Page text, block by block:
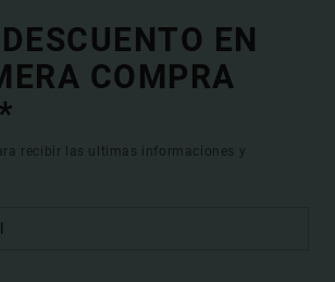
EN
COMPRA
recibir las ultimas informaciones y